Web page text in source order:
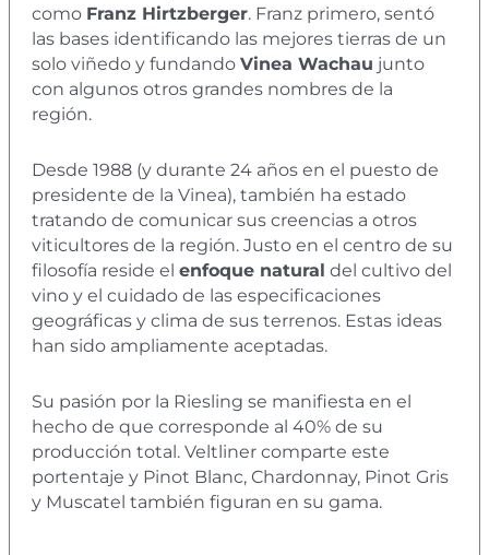
como Franz Hirtzberger. Franz primero, sentó
las bases identificando las mejores tierras de un
solo viñedo y fundando Vinea Wachau junto
con algunos otros grandes nombres de la
región.
Desde 1988 (y durante 24 años en el puesto de
presidente de la Vinea), también ha estado
tratando de comunicar sus creencias a otros
viticultores de la región. Justo en el centro de su
filosofía reside el enfoque natural del cultivo del
vino y el cuidado de las especificaciones
geográficas y clima de sus terrenos. Estas ideas
han sido ampliamente aceptadas.
Su pasión por la Riesling se manifiesta en el
hecho de que corresponde al 40% de su
producción total. Veltliner comparte este
portentaje y Pinot Blanc, Chardonnay, Pinot Gris
y Muscatel también figuran en su gama.